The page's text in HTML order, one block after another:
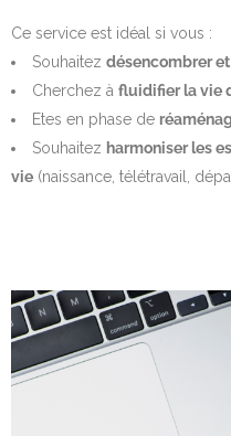
Ce service est idéal si vous :
Souhaitez désencombrer
Cherchez à fluidifier la vie
Etes en phase de
Souhaitez harmoniser les
vie (naissance, télétravail,